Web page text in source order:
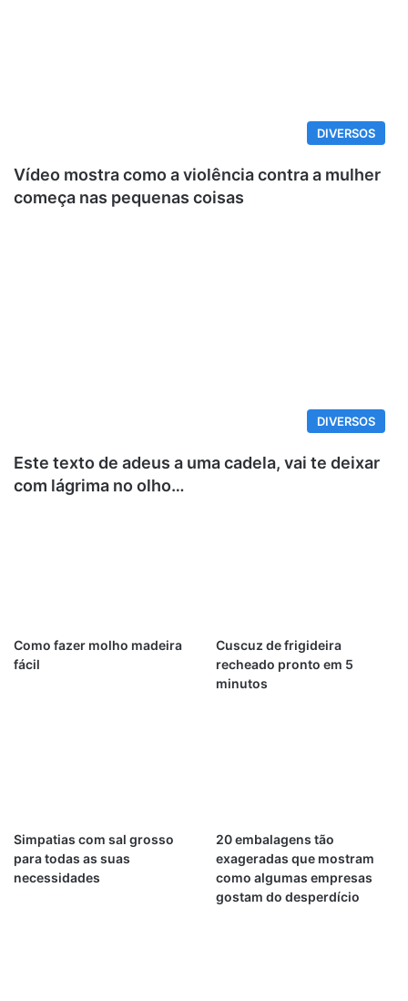
DIVERSOS
Vídeo mostra como a violência contra a mulher
começa nas pequenas coisas
DIVERSOS
Este texto de adeus a uma cadela, vai te deixar
com lágrima no olho…
Como fazer molho madeira
fácil
Cuscuz de frigideira
recheado pronto em 5
minutos
Simpatias com sal grosso
para todas as suas
necessidades
20 embalagens tão
exageradas que mostram
como algumas empresas
gostam do desperdício